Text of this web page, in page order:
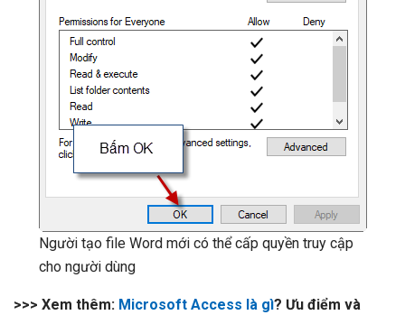
Người tạo file Word mới có thể cấp quyền truy cập
cho người dùng
>>> Xem thêm: Microsoft Access là gì? Ưu điểm và